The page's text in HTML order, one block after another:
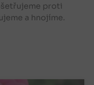
proti
a hnojíme.